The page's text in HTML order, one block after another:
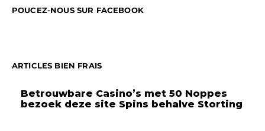
POUCEZ-NOUS SUR FACEBOOK
ARTICLES BIEN FRAIS
Betrouwbare Casino’s met 50 Noppes
bezoek deze site Spins behalve Storting